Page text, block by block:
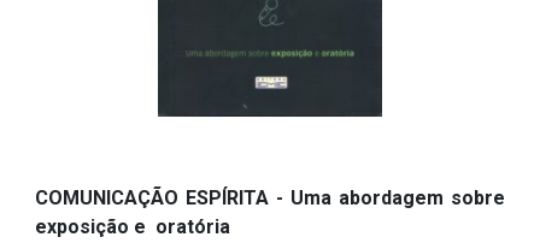
COMUNICAÇÃO ESPÍRITA - Uma abordagem sobre
exposição e oratória